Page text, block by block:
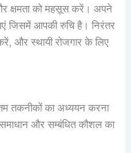
क्षमता को महसूस करें। अपने
जिसमें आपकी रुचि है। निरंतर
और स्थायी रोजगार के लिए
तकनीकों का अध्ययन करना
और सम्बंधित कौशल का